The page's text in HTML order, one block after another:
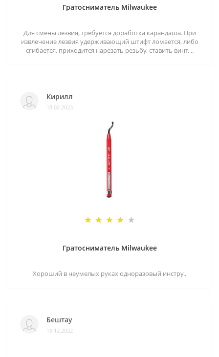
Гратосниматель Milwaukee
Для смены лезвия, требуется доработка карандаша. При
извлечение лезвия удерживающий штифт ломается, либо
сгибается, приходится нарезать резьбу, ставить винт. ..
Кирилл
18.02.2023
Гратосниматель Milwaukee
Хороший в неумелых руках одноразовый инстру..
Бештау
18.12.2022